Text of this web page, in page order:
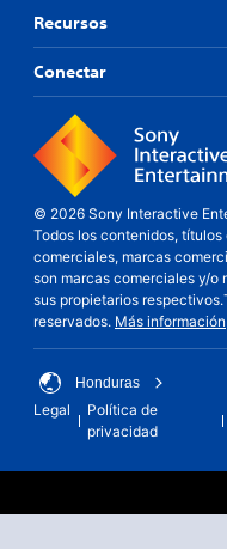
Recursos
Conectar
© 2026 Sony Interactive
Todos los contenidos,
comerciales, marcas
son marcas comerciales y/o
sus propietarios
reservados. Más información
Honduras
Legal
Política de
privacidad